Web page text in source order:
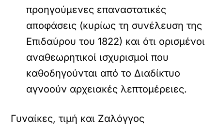
προηγούμενες επαναστατικές
αποφάσεις (κυρίως τη συνέλευση της
Επιδαύρου του 1822) και ότι ορισμένοι
αναθεωρητικοί ισχυρισμοί που
καθοδηγούνται από το Διαδίκτυο
αγνοούν αρχειακές λεπτομέρειες.
Γυναίκες, τιμή και Ζαλόγγος